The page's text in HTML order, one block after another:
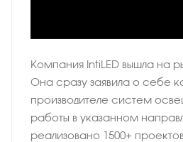
Компания IntiLED вышла на
Она сразу заявила о себе
производителе систем
работы в указанном
реализовано 1500+